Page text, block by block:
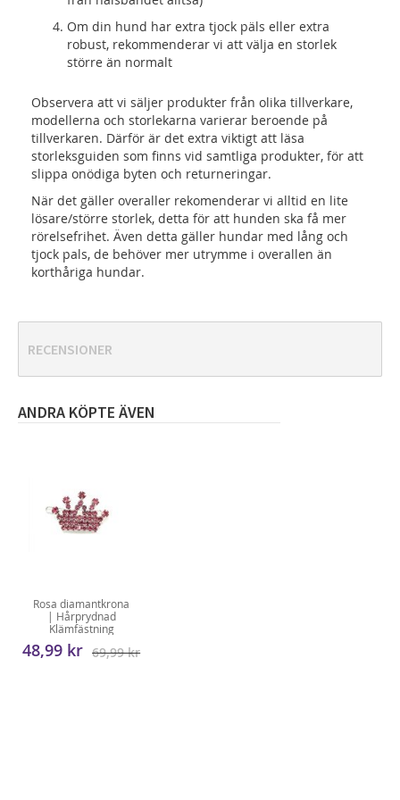
Om din hund har extra tjock päls eller extra
robust, rekommenderar vi att välja en storlek
större än normalt
Observera att vi säljer produkter från olika tillverkare,
modellerna och storlekarna varierar beroende på
tillverkaren. Därför är det extra viktigt att läsa
storleksguiden som finns vid samtliga produkter, för att
slippa onödiga byten och returneringar.
När det gäller overaller rekomenderar vi alltid en lite
lösare/större storlek, detta för att hunden ska få mer
rörelsefrihet. Även detta gäller hundar med lång och
tjock pals, de behöver mer utrymme i overallen än
korthåriga hundar.
RECENSIONER
ANDRA KÖPTE ÄVEN
Rosa diamantkrona
| Hårprydnad
Klämfästning
48,99 kr 69,99 kr